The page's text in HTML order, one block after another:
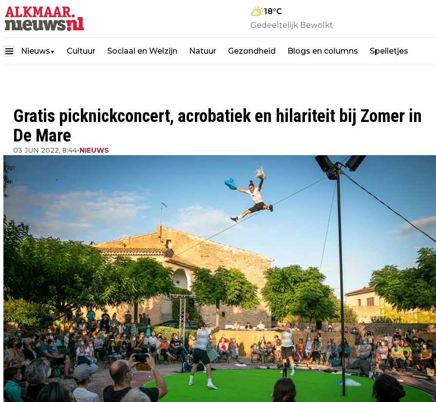
18°C
Gedeeltelijk Bewolkt
Nieuws ▼ Cultuur Sociaal en Welzijn Natuur Gezondheid Blogs en columns Spelletjes
Gratis picknickconcert, acrobatiek en hilariteit bij Zomer in
De Mare
03 JUN 2022, 8:44•NIEUWS